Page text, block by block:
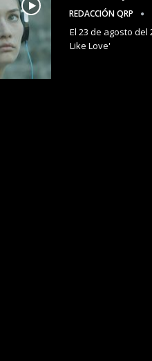
REDACCIÓN QRP
El 23 de agosto
Like Love'